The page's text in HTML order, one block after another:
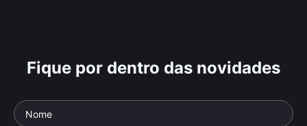
Fique por dentro das novidades